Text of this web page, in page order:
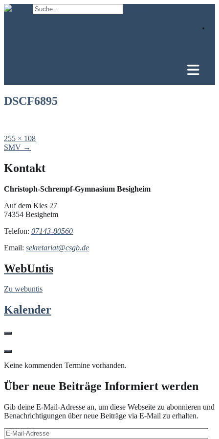
Skip
DSCF6895
Full
size
255 × 108
Post
SMV →
Kontakt
Christoph-Schrempf-Gymnasium Besigheim
Auf dem Kies 27
74354 Besigheim
Telefon: 07143-80560
Email: sekretariat@csgb.de
WebUntis
Zu webuntis
Kalender
Keine kommenden Termine vorhanden.
Über neue Beiträge Informiert werden
Gib deine E-Mail-Adresse an, um diese Webseite zu abonnieren und
Benachrichtigungen über neue Beiträge via E-Mail zu erhalten.
E-